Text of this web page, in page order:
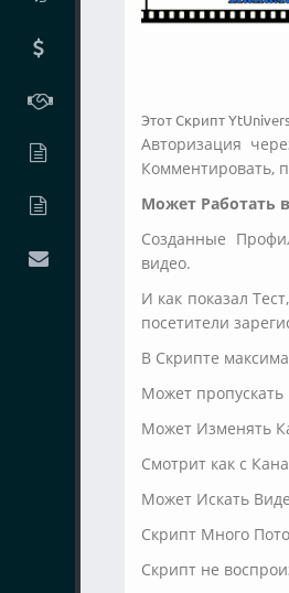
Этот Скрипт
Авторизация
Комментировать,
Может Работать
Созданные
видео.
И как показал
посетители
В Скрипте
Может
Может Изменять
Смотрит как с
Может Искать
Скрипт Много
Скрипт не